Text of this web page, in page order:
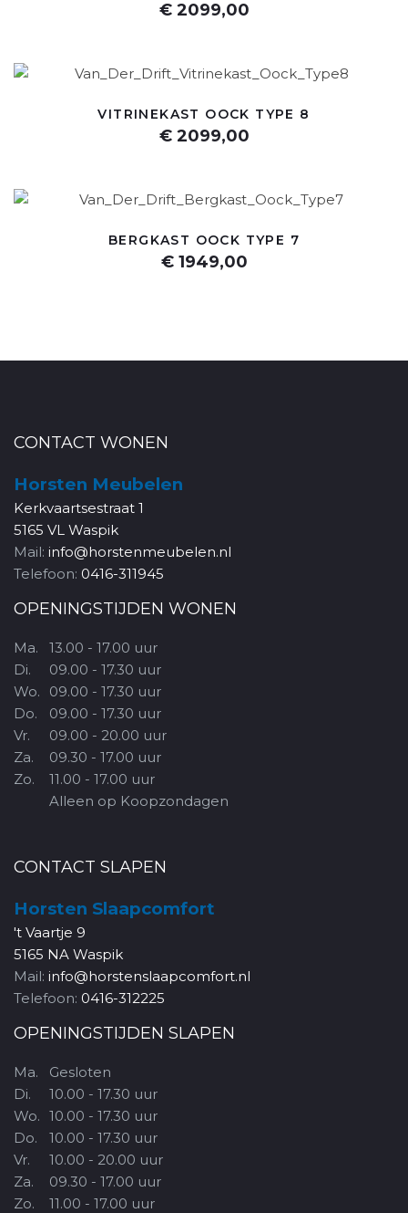
€ 2099,00
VITRINEKAST OOCK TYPE 8
€ 2099,00
BERGKAST OOCK TYPE 7
€ 1949,00
CONTACT WONEN
Horsten Meubelen
Kerkvaartsestraat 1
5165 VL Waspik
Mail: info@horstenmeubelen.nl
Telefoon: 0416-311945
OPENINGSTIJDEN WONEN
Ma.
Di.
Wo.
Do.
Vr.
Za.
Zo.
13.00 - 17.00 uur
09.00 - 17.30 uur
09.00 - 17.30 uur
09.00 - 17.30 uur
09.00 - 20.00 uur
09.30 - 17.00 uur
11.00 - 17.00 uur
Alleen op Koopzondagen
CONTACT SLAPEN
Horsten Slaapcomfort
't Vaartje 9
5165 NA Waspik
Mail: info@horstenslaapcomfort.nl
Telefoon: 0416-312225
OPENINGSTIJDEN SLAPEN
Ma.
Di.
Wo.
Do.
Vr.
Za.
Zo.
Gesloten
10.00 - 17.30 uur
10.00 - 17.30 uur
10.00 - 17.30 uur
10.00 - 20.00 uur
09.30 - 17.00 uur
11.00 - 17.00 uur